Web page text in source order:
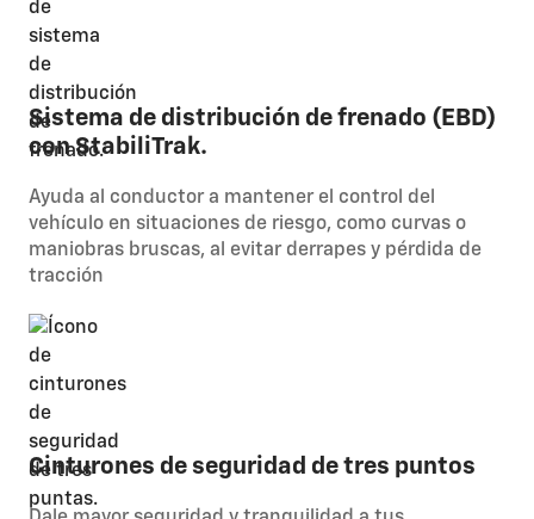
Sistema de distribución de frenado (EBD)
con StabiliTrak.
Ayuda al conductor a mantener el control del
vehículo en situaciones de riesgo, como curvas o
maniobras bruscas, al evitar derrapes y pérdida de
tracción
Cinturones de seguridad de tres puntos